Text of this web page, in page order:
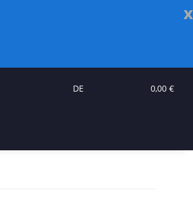
x
DE 0,00 €